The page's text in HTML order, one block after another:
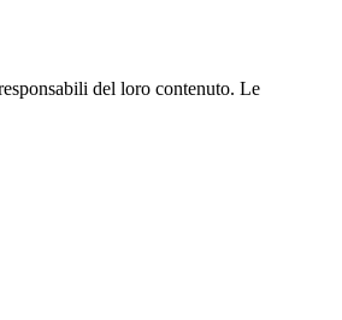
del loro contenuto. Le